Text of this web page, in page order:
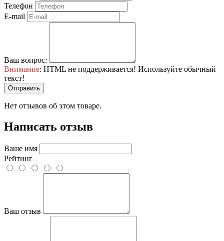
Телефон
E-mail
Ваш вопрос:
Внимание: HTML не поддерживается! Используйте обычный
текст!
Отправить
Нет отзывов об этом товаре.
Написать отзыв
Ваше имя
Рейтинг
Ваш отзыв